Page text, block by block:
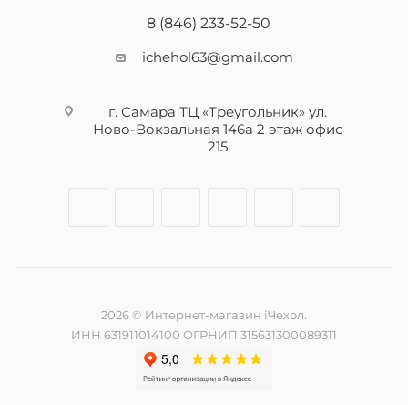
8 (846) 233-52-50
ichehol63@gmail.com
г. Самара ТЦ «Треугольник» ул.
Ново-Вокзальная 146а 2 этаж офис
215
2026 © Интернет-магазин iЧехол.
ИНН 631911014100 ОГРНИП 315631300089311